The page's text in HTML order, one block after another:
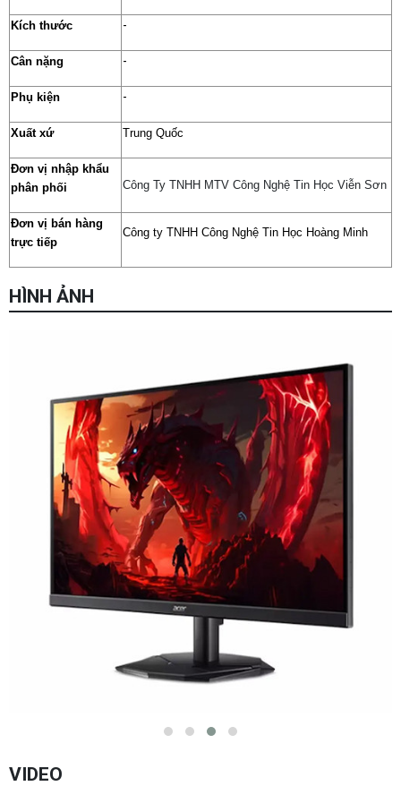
Chọn mua sản phẩm khác
Kích thước -
Cân nặng -
Phụ kiện -
Xuất xứ Trung Quốc
Đơn vị nhập khẩu
phân phối
Công Ty TNHH MTV Công Nghệ Tin Học Viễn Sơn
Đơn vị bán hàng
trực tiếp
Công ty TNHH Công Nghệ Tin Học Hoàng Minh
HÌNH ẢNH
VIDEO